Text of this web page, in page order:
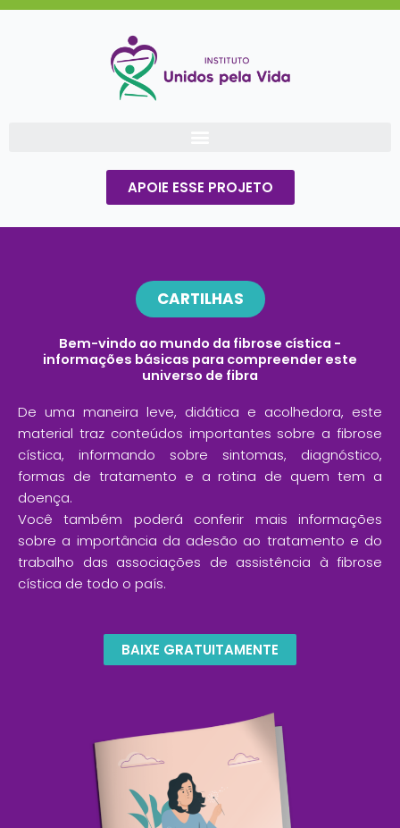
Ir
APOIE ESSE PROJETO
CARTILHAS
Bem-vindo ao mundo da fibrose cística -
informações básicas para compreender este
universo de fibra
De uma maneira leve, didática e acolhedora, este
material traz conteúdos importantes sobre a fibrose
cística, informando sobre sintomas, diagnóstico,
formas de tratamento e a rotina de quem tem a
doença.
Você também poderá conferir mais informações
sobre a importância da adesão ao tratamento e do
trabalho das associações de assistência à fibrose
cística de todo o país.
BAIXE GRATUITAMENTE